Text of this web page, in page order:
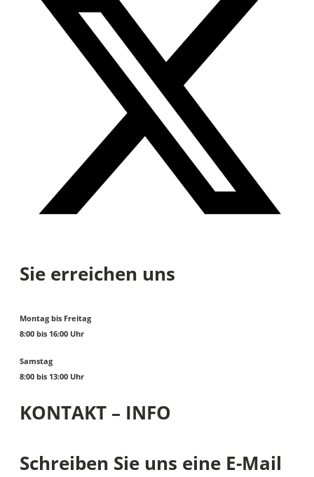
Sie erreichen uns
Montag bis Freitag
8:00 bis 16:00 Uhr
Samstag
8:00 bis 13:00 Uhr
KONTAKT – INFO
Schreiben Sie uns eine E-Mail